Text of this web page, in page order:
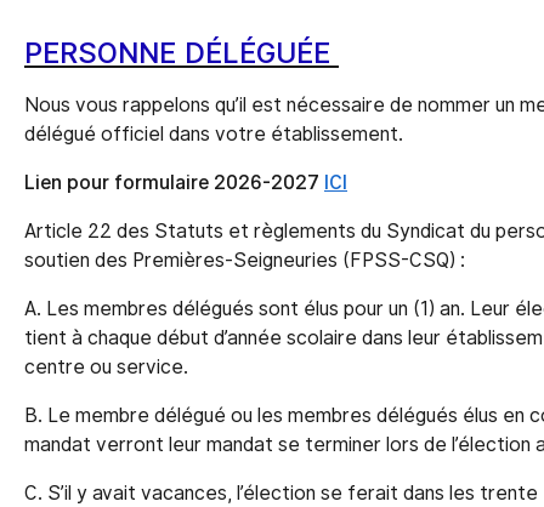
PERSONNE DÉLÉGUÉE
Nous vous rappelons qu’il est nécessaire de nommer un
délégué officiel dans votre établissement.
Lien pour formulaire 2026-2027 ICI
Article 22 des Statuts et règlements du Syndicat du
soutien des Premières-Seigneuries (FPSS-CSQ) :
A. Les membres délégués sont élus pour un (1) an. Leur
tient à chaque début d’année scolaire dans leur
centre ou service.
B. Le membre délégué ou les membres délégués élus en
mandat verront leur mandat se terminer lors de l’élection
C. S’il y avait vacances, l’élection se ferait dans les trente